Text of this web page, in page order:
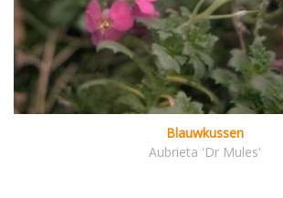
Blauwkussen
Aubrieta 'Dr Mules'